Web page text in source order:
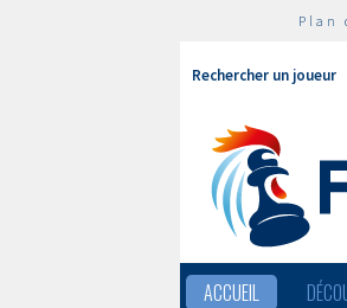
Plan
Rechercher un joueur
ACCUEIL